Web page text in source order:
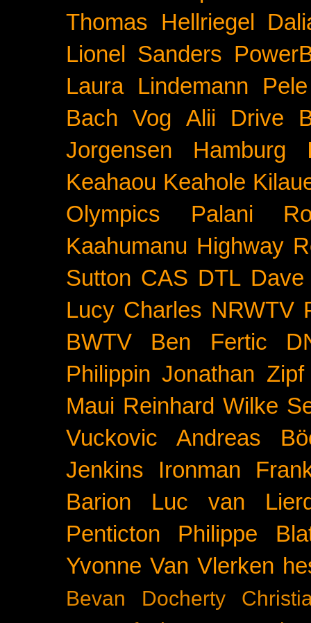
Thomas Hellriegel
Lionel Sanders
Laura Lindemann
Pele
Bach Vog Alii Drive
Jorgensen
Hamburg
Keahaou Keahole
Olympics
Palani
Kaahumanu Highway
Sutton CAS DTL
Lucy Charles NRWTV
BWTV
Ben Fertic
Philippin Jonathan Zipf
Maui Reinhard Wilke
Vuckovic
Andreas
Jenkins
Ironman
Barion
Luc van
Penticton
Philippe
Yvonne Van Vlerken
Bevan Docherty